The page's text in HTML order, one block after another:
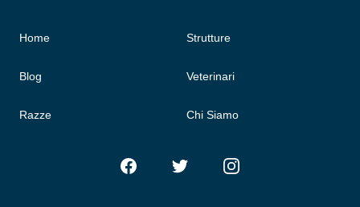
Home
Blog
Razze
Strutture
Veterinari
Chi Siamo
FacebookTwitter Instagram